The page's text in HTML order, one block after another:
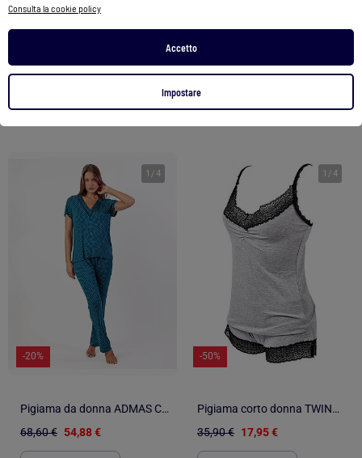
Consulta la cookie policy
Accetto
Impostare
1 /4
-20%
Pigiama da donna ADMAS CLASSIC a maniche corte con pizzo a pois
68,60 € 54,88 €
1 /4
-50%
Pigiama corto donna TWINDAY in cotone
35,90 € 17,95 €